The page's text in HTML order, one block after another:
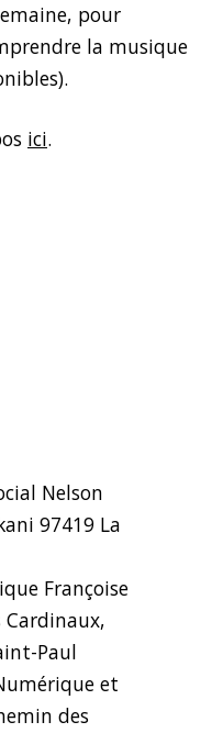
pour
la musique
ici.
Nelson
97419 La
Françoise
Cardinaux,
Paul
et
des